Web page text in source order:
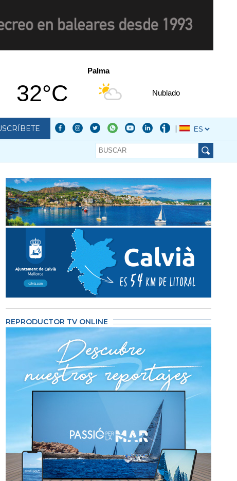
Palma
32°C Nublado
REPRODUCTOR TV ONLINE